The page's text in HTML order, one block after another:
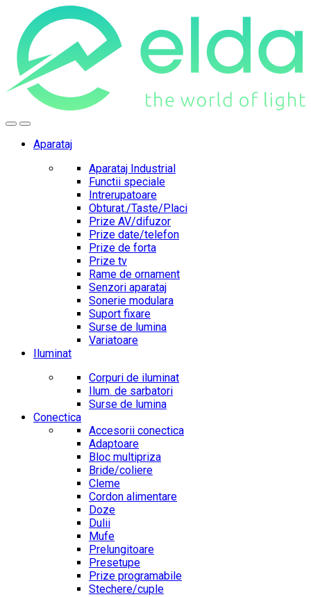
navigation
content
Aparataj
Aparataj Industrial
Functii speciale
Intrerupatoare
Obturat./Taste/Placi
Prize AV/difuzor
Prize date/telefon
Prize de forta
Prize tv
Rame de ornament
Senzori aparataj
Sonerie modulara
Suport fixare
Surse de lumina
Variatoare
Iluminat
Corpuri de iluminat
Ilum. de sarbatori
Surse de lumina
Conectica
Accesorii conectica
Adaptoare
Bloc multipriza
Bride/coliere
Cleme
Cordon alimentare
Doze
Dulii
Mufe
Prelungitoare
Presetupe
Prize programabile
Stechere/cuple